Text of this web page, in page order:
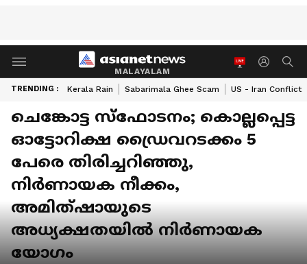
MALAYALAM
TRENDING : Kerala Rain Sabarimala Ghee Scam US - Iran Conflict
ചെങ്കോട്ട സ്ഫോടനം; കൊല്ലപ്പെട്ട
ഓട്ടോറിക്ഷ ഡ്രൈവറടക്കം 5
പേരെ തിരിച്ചറിഞ്ഞു,
നിർണായക നീക്കം,
അമിത്ഷായുടെ
അധ്യക്ഷതയിൽ നിർണായക
യോഗം